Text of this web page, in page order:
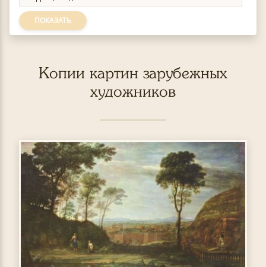
ПОКАЗАТЬ
Копии картин зарубежных
художников